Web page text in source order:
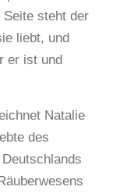
Seite steht der
liebt, und
er ist und
Natalie
des